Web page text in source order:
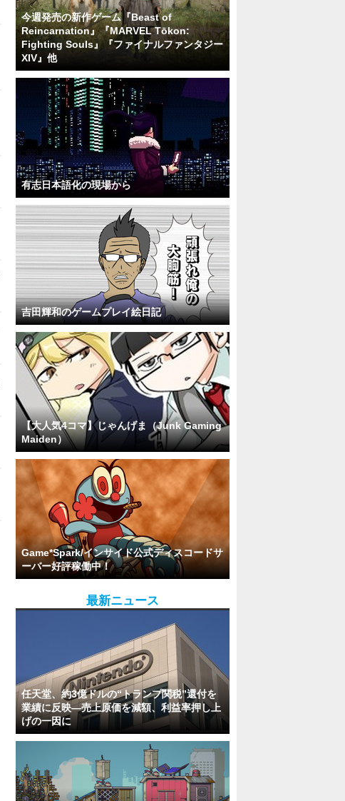
今週発売の新作ゲーム『Beast of
Reincarnation』『MARVEL Tōkon:
Fighting Souls』『ファイナルファンタジー
XIV』他
有志日本語化の現場から
吉田輝和のゲームプレイ絵日記
【大人気4コマ】じゃんげま（Junk Gaming
Maiden）
Game*Spark/インサイド公式ディスコードサ
ーバー好評稼働中！
最新ニュース
任天堂、約3億ドルの“トランプ関税”還付を
業績に反映―売上原価を減額、利益率押し上
げの一因に